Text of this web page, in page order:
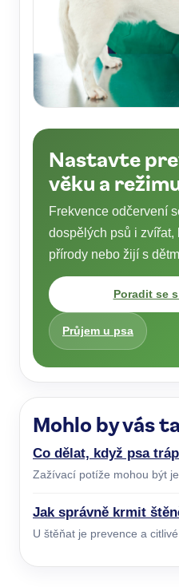
Nastavte
věku a
Frekvence odčervení
dospělých psů i zvířat,
přírody nebo žijí s
Poradit se
Průjem u psa
Mohlo by vás
Co dělat, když psa
Zažívací potíže mohou být
Jak správně krmit
U štěňat je prevence a